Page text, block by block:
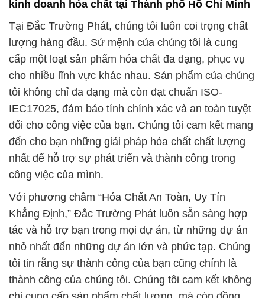
kinh doanh hóa chất tại Thành phố Hồ Chí Minh
Tại Đắc Trường Phát, chúng tôi luôn coi trọng chất
lượng hàng đầu. Sứ mệnh của chúng tôi là cung
cấp một loạt sản phẩm hóa chất đa dạng, phục vụ
cho nhiều lĩnh vực khác nhau. Sản phẩm của chúng
tôi không chỉ đa dạng mà còn đạt chuẩn ISO-
IEC17025, đảm bảo tính chính xác và an toàn tuyệt
đối cho công việc của bạn. Chúng tôi cam kết mang
đến cho bạn những giải pháp hóa chất chất lượng
nhất để hỗ trợ sự phát triển và thành công trong
công việc của mình.
Với phương châm “Hóa Chất An Toàn, Uy Tín
Khẳng Định,” Đắc Trường Phát luôn sẵn sàng hợp
tác và hỗ trợ bạn trong mọi dự án, từ những dự án
nhỏ nhất đến những dự án lớn và phức tạp. Chúng
tôi tin rằng sự thành công của bạn cũng chính là
thành công của chúng tôi. Chúng tôi cam kết không